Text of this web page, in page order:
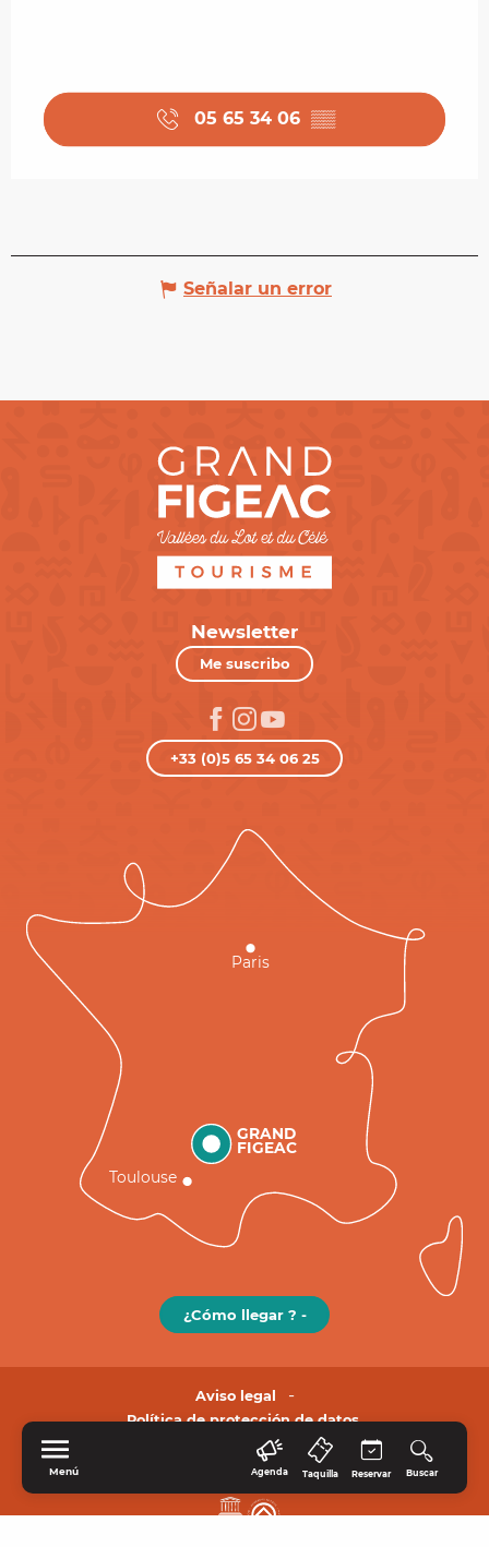
Menú Agenda Taquilla Reservar Buscar
05 65 34 06 ▒▒
Señalar un error
Newsletter
Me suscribo
+33 (0)5 65 34 06 25
GRAND
FIGEAC
Toulouse
Paris
¿Cómo llegar ? -
Aviso legal
Política de protección de datos.